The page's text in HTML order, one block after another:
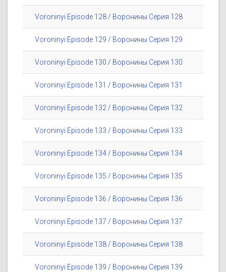
Voroninyi Episode 128 / Воронины Серия 128
Voroninyi Episode 129 / Воронины Серия 129
Voroninyi Episode 130 / Воронины Серия 130
Voroninyi Episode 131 / Воронины Серия 131
Voroninyi Episode 132 / Воронины Серия 132
Voroninyi Episode 133 / Воронины Серия 133
Voroninyi Episode 134 / Воронины Серия 134
Voroninyi Episode 135 / Воронины Серия 135
Voroninyi Episode 136 / Воронины Серия 136
Voroninyi Episode 137 / Воронины Серия 137
Voroninyi Episode 138 / Воронины Серия 138
Voroninyi Episode 139 / Воронины Серия 139